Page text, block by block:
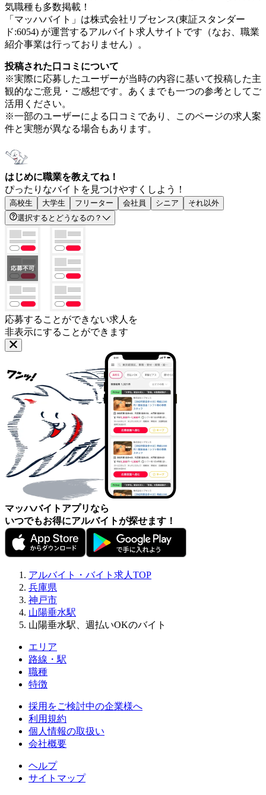
気職種も多数掲載！
「マッハバイト」は株式会社リブセンス(東証スタンダー
ド:6054) が運営するアルバイト求人サイトです（なお、職業
紹介事業は行っておりません）。
投稿された口コミについて
※実際に応募したユーザーが当時の内容に基いて投稿した主
観的なご意見・ご感想です。あくまでも一つの参考としてご
活用ください。
※一部のユーザーによる口コミであり、このページの求人案
件と実態が異なる場合もあります。
はじめに職業を教えてね！
ぴったりなバイトを見つけやすくしよう！
高校生 大学生 フリーター 会社員 シニア
それ以外
選択するとどうなるの？
応募することができない求人を
非表示にすることができます
マッハバイトアプリなら
いつでもお得にアルバイトが探せます！
アルバイト・バイト求人TOP
兵庫県
神戸市
山陽垂水駅
山陽垂水駅、週払いOKのバイト
エリア
路線・駅
職種
特徴
採用をご検討中の企業様へ
利用規約
個人情報の取扱い
会社概要
ヘルプ
サイトマップ